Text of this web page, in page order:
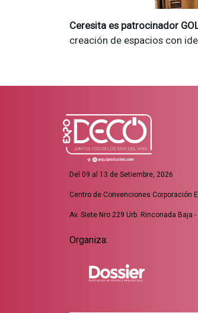
Ceresita es patrocinador
creación de espacios con
Del 09 al 13 de Setiembre, 2026
Centro de Convenciones Corporación
Av. Siete Nro 229 Urb. Rinconada Baja
Organiza: